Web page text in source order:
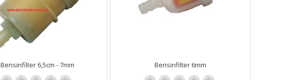
Bensinfilter 6,5cm - 7mm Bensinfilter 6mm